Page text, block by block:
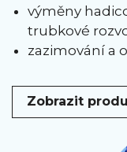
výměny
trubkové
zazimování a
Zobrazit